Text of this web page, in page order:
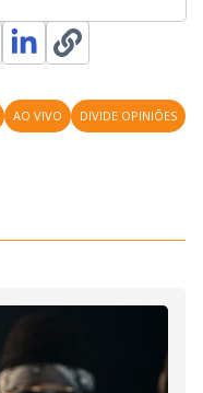
AO VIVO
DIVIDE OPINIÕES